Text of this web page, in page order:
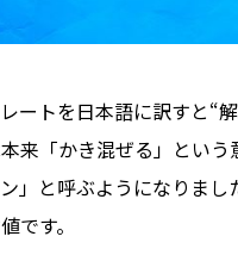
ートを日本語に訳すと“
来「かき混ぜる」とい
ン」と呼ぶようになりま
です。